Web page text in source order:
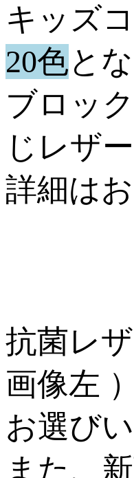
キッズ
20色と
ブロッ
じレザ
詳細は
抗菌レ
画像左
お選び
また、